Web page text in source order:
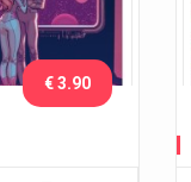
€ 3.90